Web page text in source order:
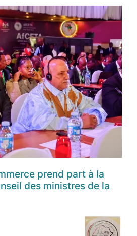
prend part à la
des ministres de la